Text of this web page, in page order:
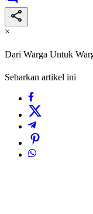
×
Dari Warga Untuk
Sebarkan artikel ini